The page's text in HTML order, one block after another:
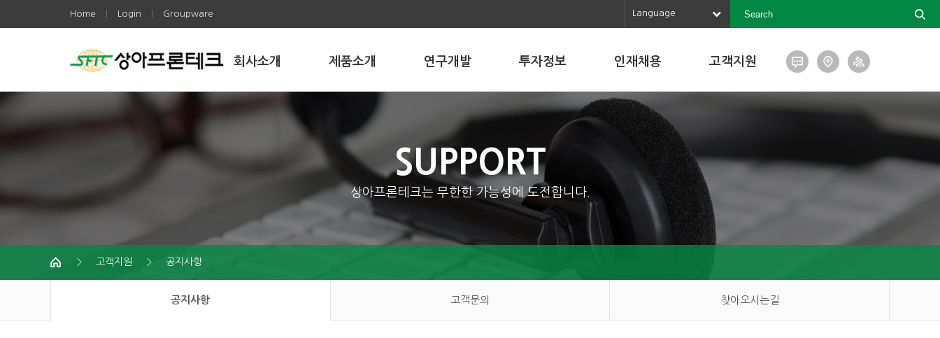
Home Login Groupware Language
회사소개 제품소개 연구개발 투자정보 인재채용 고객지원
SUPPORT
상아프론테크는 무한한 가능성에 도전합니다.
고객지원 공지사항
공지사항 고객문의 찾아오시는길